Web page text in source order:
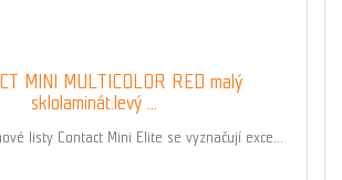
MINI MULTICOLOR RED malý
sklolaminát.levý ...
listy Contact Mini Elite se vyznačují exce...